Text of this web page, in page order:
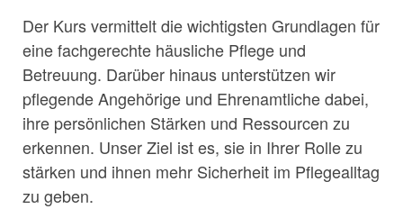
Der Kurs vermittelt die wichtigsten Grundlagen für
eine fachgerechte häusliche Pflege und
Betreuung. Darüber hinaus unterstützen wir
pflegende Angehörige und Ehrenamtliche dabei,
ihre persönlichen Stärken und Ressourcen zu
erkennen. Unser Ziel ist es, sie in Ihrer Rolle zu
stärken und ihnen mehr Sicherheit im Pflegealltag
zu geben.